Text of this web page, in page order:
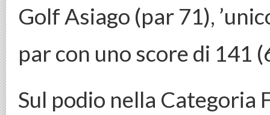
Golf Asiago (par 71),
par con uno score di 141
Sul podio nella Categoria